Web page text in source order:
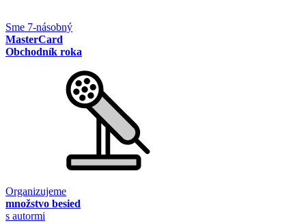
Sme 7-násobný
MasterCard
Obchodník roka
Organizujeme
množstvo besied
s autormi